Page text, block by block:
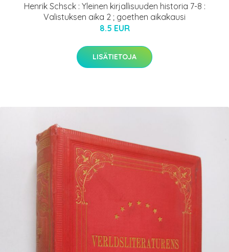
Henrik Schsck : Yleinen kirjallisuuden historia 7-8 :
Valistuksen aika 2 ; goethen aikakausi
8.5 EUR
LISÄTIETOJA